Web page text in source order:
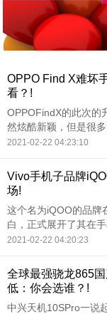
OPPO Find X难坏
看？!
OPPOFindX的此次的
然炫酷新颖，但是很
论。
2021-02-22 04:23:10
Vivo手机子品牌
场!
这个名为iQOO的品牌
白，正式展开了其在手
2021-02-22 04:20:23
全球最强骁龙865
低：你会选谁？!
中兴天机10SPro一说